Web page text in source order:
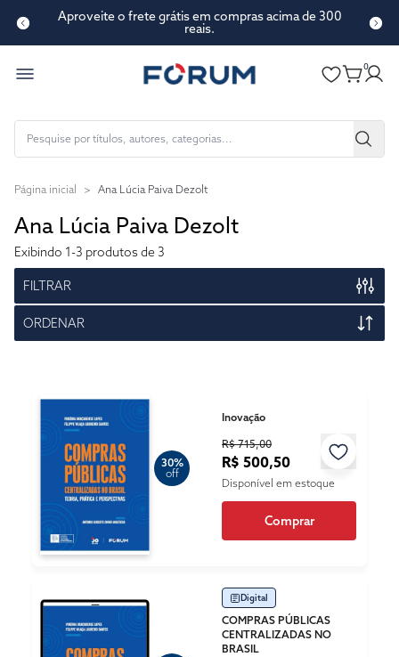
Aproveite o frete grátis em compras acima de 300
reais.
0
Página inicial > Ana Lúcia Paiva Dezolt
Ana Lúcia Paiva Dezolt
Exibindo 1-3 produtos de 3
FILTRAR
ORDENAR
30%
off
Inovação
R$ 715,00
R$ 500,50
Disponível em estoque
Comprar
Digital
COMPRAS PÚBLICAS
CENTRALIZADAS NO
BRASIL